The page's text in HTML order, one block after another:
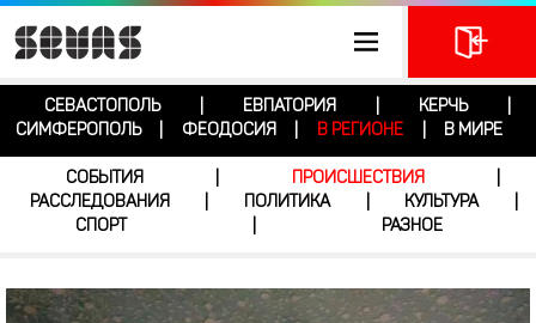
СЕВАСТОПОЛЬ ЕВПАТОРИЯ КЕРЧЬ
СИМФЕРОПОЛЬ
ФЕОДОСИЯ В РЕГИОНЕ В МИРЕ
СОБЫТИЯ ПРОИСШЕСТВИЯ
РАССЛЕДОВАНИЯ
ПОЛИТИКА КУЛЬТУРА
СПОРТ
РАЗНОЕ